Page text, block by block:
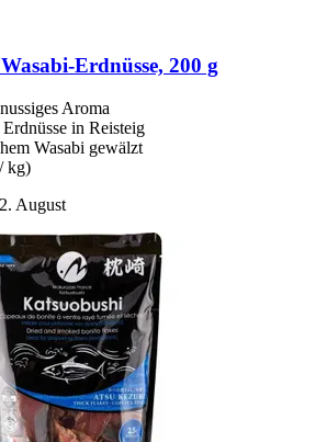
Wasabi-​Erdnüsse, 200 g
Aroma
in Reisteig
Wasabi gewälzt
kg)
August